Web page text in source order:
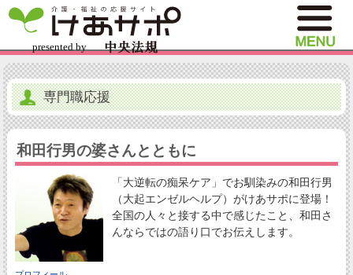
専門職応援
和田行男の婆さんとともに
「大逆転の痴呆ケア」でお馴染みの和田行男
（大起エンゼルヘルプ）がけあサポに登場！
全国の人々と接する中で感じたこと、和田さ
んならではの語り口でお伝えします。